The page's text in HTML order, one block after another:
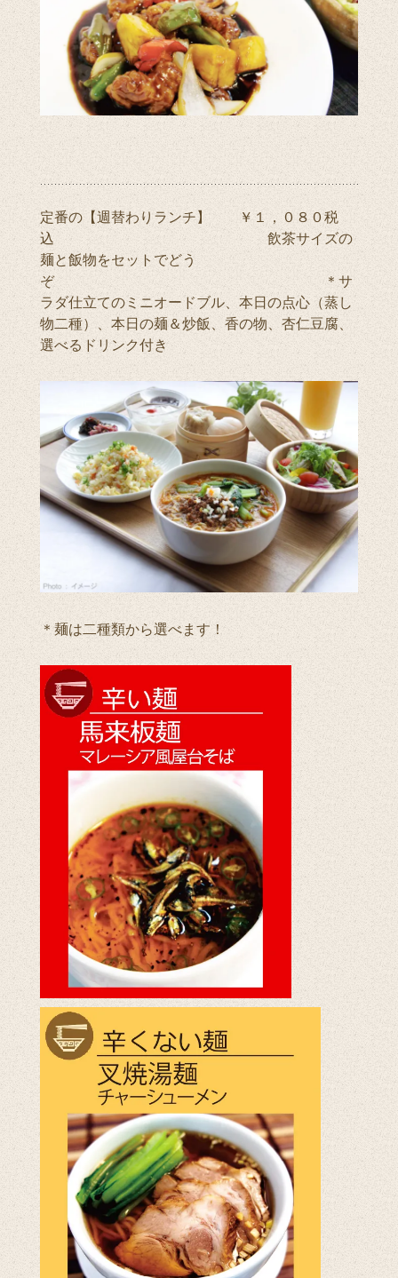
定番の【週替わりランチ】 ￥１，０８０税
込 飲茶サイズの
麺と飯物をセットでどう
ぞ ＊サ
ラダ仕立てのミニオードブル、本日の点心（蒸し
物二種）、本日の麺＆炒飯、香の物、杏仁豆腐、
選べるドリンク付き
＊麺は二種類から選べます！